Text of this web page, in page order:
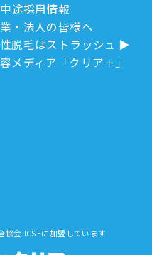
中途採用情報
・法人の皆様へ
脱毛はストラッシュ
メディア「クリア＋」
協会JCSEに加盟しています